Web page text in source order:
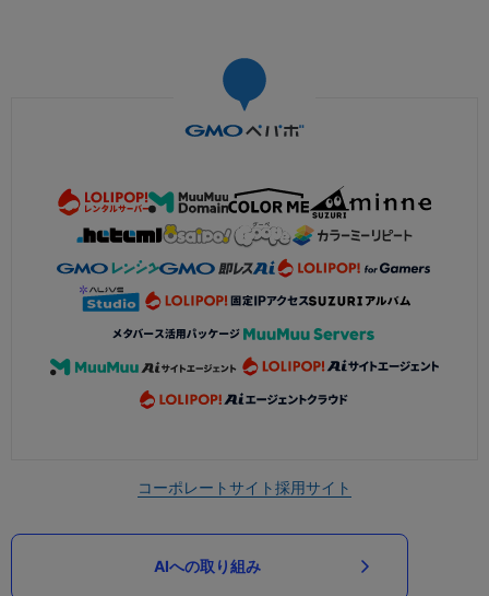
コーポレートサイト採用サイト
AIへの取り組み